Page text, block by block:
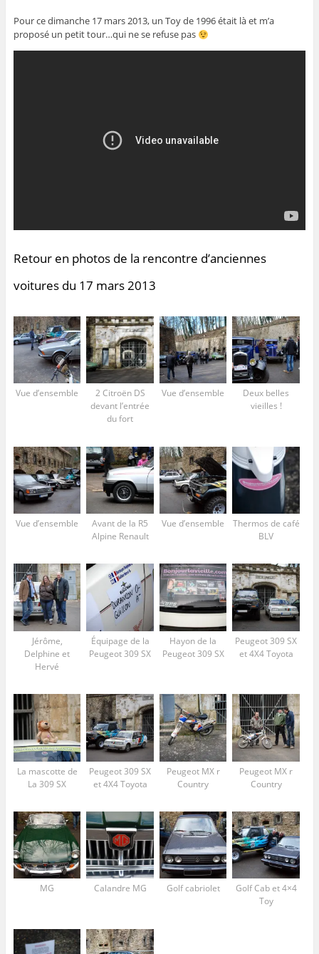
Pour ce dimanche 17 mars 2013, un Toy de 1996 était là et m’a
proposé un petit tour…qui ne se refuse pas
Retour en photos de la rencontre d’anciennes
voitures du 17 mars 2013
Vue d’ensemble
2 Citroën DS
devant l’entrée
du fort
Vue d’ensemble
Deux belles
vieilles !
Vue d’ensemble
Avant de la R5
Alpine Renault
Vue d’ensemble
Thermos de café
BLV
Jérôme,
Delphine et
Hervé
Équipage de la
Peugeot 309 SX
Hayon de la
Peugeot 309 SX
Peugeot 309 SX
et 4X4 Toyota
La mascotte de
La 309 SX
Peugeot 309 SX
et 4X4 Toyota
Peugeot MX r
Country
Peugeot MX r
Country
MG Calandre MG Golf cabriolet
Golf Cab et 4×4
Toy